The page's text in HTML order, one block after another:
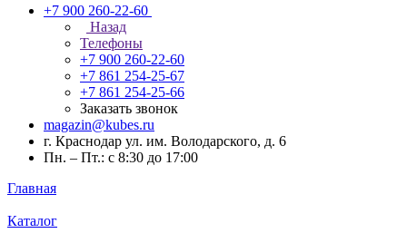
+7 900 260-22-60
Назад
Телефоны
+7 900 260-22-60
+7 861 254-25-67
+7 861 254-25-66
Заказать звонок
magazin@kubes.ru
г. Краснодар ул. им. Володарского, д. 6
Пн. – Пт.: с 8:30 до 17:00
Главная
Каталог